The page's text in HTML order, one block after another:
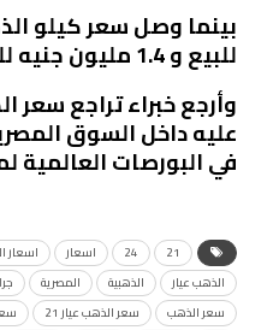
للبيع و 1.4 مليون جنيه للشراء.
وأرجع خبراء تراجع سعر
عليه داخل السوق
في البورصات العالمية
21
24 اسعار اسعار
الذهب عيار
الذهبية المصرية
سعر الذهب
سعر الذهب عيار 21